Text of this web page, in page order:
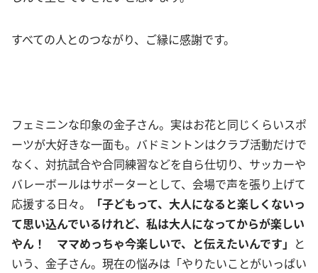
すべての人とのつながり、ご縁に感謝です。
フェミニンな印象の金子さん。実はお花と同じくらいスポ
ーツが大好きな一面も。バドミントンはクラブ活動だけで
なく、対抗試合や合同練習などを自ら仕切り、サッカーや
バレーボールはサポーターとして、会場で声を張り上げて
応援する日々。
「子どもって、大人になると楽しくないっ
て思い込んでいるけれど、私は大人になってからが楽しい
やん！ ママめっちゃ今楽しいで、と伝えたいんです」 と
いう、金子さん。現在の悩みは「やりたいことがいっぱい